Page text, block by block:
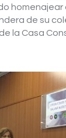
de su
la Casa